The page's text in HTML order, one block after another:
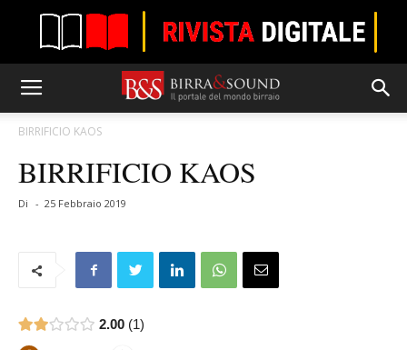
BIRRIFICIO KAOS
BIRRIFICIO KAOS
Di - 25 Febbraio 2019
2.00 1